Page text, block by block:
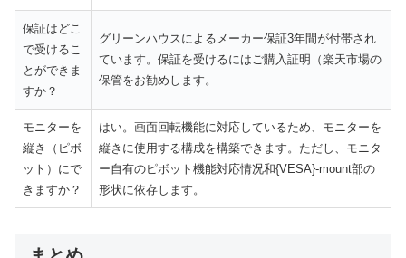
保証はどこ
で受けるこ
とができま
すか？
グリーンハウスによるメーカー保証3年間が付帯され
ています。保証を受けるにはご購入証明（楽天市場の
保管をお勧めします。
モニターを
縦き（ピボ
ット）にで
きますか？
はい。画面回転機能に対応しているため、モニターを
縦きに使用する構成を構築できます。ただし、モニタ
ー自有のピボット機能対応情况和{VESA}-mount部の
形状に依存します。